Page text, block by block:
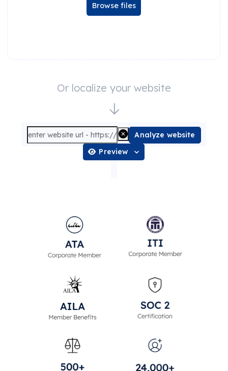
Browse files
Or localize your website
Analyze website
Preview